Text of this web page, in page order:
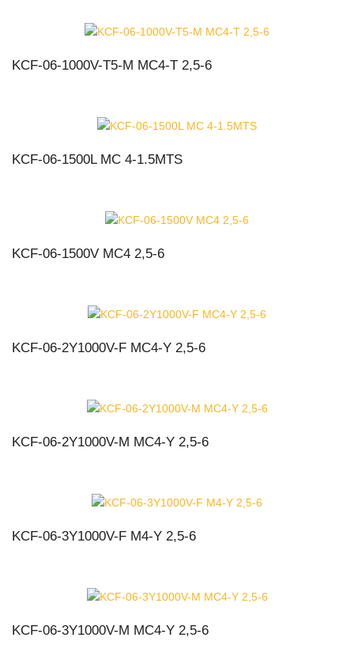
KCF-06-1000V-T5-M MC4-T 2,5-6
KCF-06-1500L MC 4-1.5MTS
KCF-06-1500V MC4 2,5-6
KCF-06-2Y1000V-F MC4-Y 2,5-6
KCF-06-2Y1000V-M MC4-Y 2,5-6
KCF-06-3Y1000V-F M4-Y 2,5-6
KCF-06-3Y1000V-M MC4-Y 2,5-6